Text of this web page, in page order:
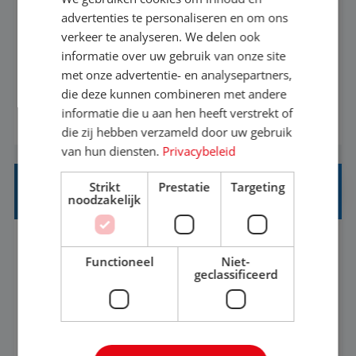
Ben jij een reisliefhebber met passie voor het
helpen van anderen om hun droomvakantie waar
te maken? Altijd al benieuwd geweest hoe het
eraan toegaat achter de schermen bij een van de
grootste reisorganisaties? Dan is een stage bij TUI
Nederland echt iets voor jou! Wij zijn op zoek
naar een enthousiaste, leergie...
BEKIJK VACATURE
HEAD OF SOCIAL STRATEGY
Flexible Baan
We're looking for a strategic leader to define and
own TUI's global social strategy across organic,
influencer and paid channels – creating a single
advertenties te personaliseren en om ons
verkeer te analyseren. We delen ook
informatie over uw gebruik van onze site
met onze advertentie- en analysepartners,
die deze kunnen combineren met andere
informatie die u aan hen heeft verstrekt of
die zij hebben verzameld door uw gebruik
van hun diensten. Privacybeleid
Strikt
noodzakelijk
Prestatie Targeting
Functioneel
Niet-
geclassificeerd